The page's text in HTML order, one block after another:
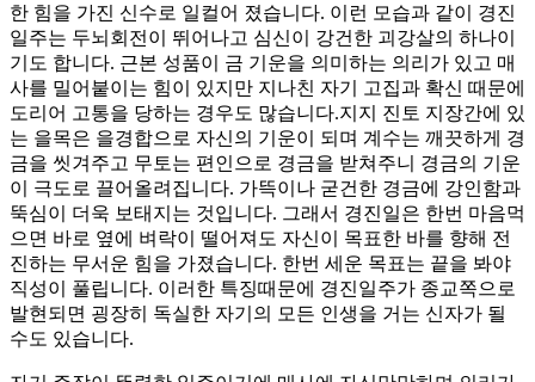
한 힘을 가진 신수로 일컬어 졌습니다. 이런 모습과 같이 경진
일주는 두뇌회전이 뛰어나고 심신이 강건한 괴강살의 하나이
기도 합니다. 근본 성품이 금 기운을 의미하는 의리가 있고 매
사를 밀어붙이는 힘이 있지만 지나친 자기 고집과 확신 때문에
도리어 고통을 당하는 경우도 많습니다.지지 진토 지장간에 있
는 을목은 을경합으로 자신의 기운이 되며 계수는 깨끗하게 경
금을 씻겨주고 무토는 편인으로 경금을 받쳐주니 경금의 기운
이 극도로 끌어올려집니다. 가뜩이나 굳건한 경금에 강인함과
뚝심이 더욱 보태지는 것입니다. 그래서 경진일은 한번 마음먹
으면 바로 옆에 벼락이 떨어져도 자신이 목표한 바를 향해 전
진하는 무서운 힘을 가졌습니다. 한번 세운 목표는 끝을 봐야
직성이 풀립니다. 이러한 특징때문에 경진일주가 종교쪽으로
발현되면 굉장히 독실한 자기의 모든 인생을 거는 신자가 될
수도 있습니다.